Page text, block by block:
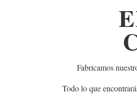
Fabricamos
Todo lo que